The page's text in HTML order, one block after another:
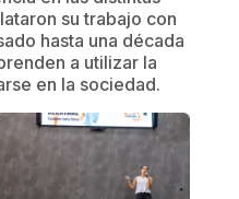
su trabajo con
hasta una década
a utilizar la
en la sociedad.